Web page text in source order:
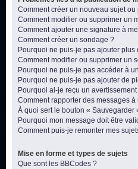
Comment créer un nouveau sujet
Comment modifier ou supprimer un
Comment ajouter une signature à
Comment créer un sondage ?
Pourquoi ne puis-je pas ajouter plus
Comment modifier ou supprimer un
Pourquoi ne puis-je pas accéder à
Pourquoi ne puis-je pas ajouter de
Pourquoi ai-je reçu un avertissement
Comment rapporter des messages
À quoi sert le bouton «
Pourquoi mon message doit être
Comment puis-je remonter mes
Mise en forme et types de sujets
Que sont les BBCodes ?